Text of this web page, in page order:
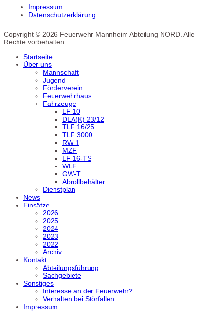
Impressum
Datenschutzerklärung
Copyright © 2026 Feuerwehr Mannheim Abteilung NORD. Alle
Rechte vorbehalten.
Startseite
Über uns
Mannschaft
Jugend
Förderverein
Feuerwehrhaus
Fahrzeuge
LF 10
DLA(K) 23/12
TLF 16/25
TLF 3000
RW 1
MZF
LF 16-TS
WLF
GW-T
Abrollbehälter
Dienstplan
News
Einsätze
2026
2025
2024
2023
2022
Archiv
Kontakt
Abteilungsführung
Sachgebiete
Sonstiges
Interesse an der Feuerwehr?
Verhalten bei Störfallen
Impressum